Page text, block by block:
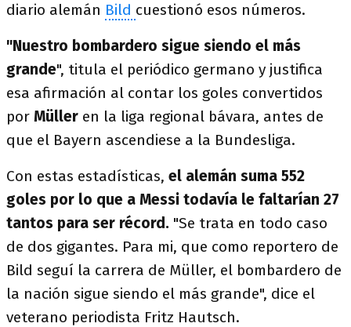
diario alemán Bild cuestionó esos números.
"Nuestro bombardero sigue siendo el más
grande", titula el periódico germano y justifica
esa afirmación al contar los goles convertidos
por Müller en la liga regional bávara, antes de
que el Bayern ascendiese a la Bundesliga.
Con estas estadísticas, el alemán suma 552
goles por lo que a Messi todavía le faltarían 27
tantos para ser récord. "Se trata en todo caso
de dos gigantes. Para mi, que como reportero de
Bild seguí la carrera de Müller, el bombardero de
la nación sigue siendo el más grande", dice el
veterano periodista Fritz Hautsch.